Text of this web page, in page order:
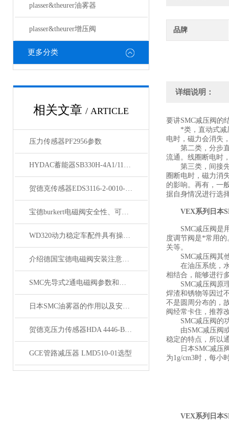
plasser&theurer油雾器
plasser&theurer增压阀
更多分类
相关文章 / ARTICLE
压力传感器PF2956参数
HYDAC蓄能器SB330H-4A1/112U-330A德国直购
贺德克传感器EDS3116-2-0010-000原装新品
宝德burkert电磁阀安全性、可靠性、适用性、经济性四大原则
WD320动力稳定车配件具有操作简便、作业高效的特点
介绍德国宝德电磁阀安装注意事项与保养技巧
SMC先导式2通电磁阀参数和作用
日本SMC油雾器的作用以及安装形式介绍
贺德克压力传感器HDA 4446-B-100-000技术说明
GCE管路减压器 LMD510-01选型
品牌
详细说明：
要讲SMC减压阀的
*类，直动式减压
电时，磁力会消失
第二类，分步直
流通。线圈断电时
第三类，间接先
圈断电时，磁力消
的影响。再有，一
据自身情况进行选
VEX系列日本
SMC减压阀是用
度调节阀是*常用
关等。
SMC减压阀其
在油压系统，水
相结合，能够进行
SMC减压阀原理
焊渣和锈物等因过
不是圆周分布的，
阀经常卡住，推荐
SMC减压阀的
由SMC减压阀或
稳定的特点，所以
日本SMC减压阀
为1g/cm3时，每小
VEX系列日本